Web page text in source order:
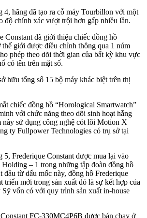
4, hãng đã tạo ra cỗ máy Tourbillon với một
độ chính xác vượt trội hơn gấp nhiều lần.
Constant đã giới thiệu chiếc đồng hồ
giới được điều chỉnh thông qua 1 núm
phép theo dõi thời gian của bất kỳ khu vực
có tên trên mặt số.
hữu tổng số 15 bộ máy khác biệt trên thị
chiếc đồng hồ “Horological Smartwatch”
với chức năng theo dõi sinh hoạt hằng
này sử dụng công nghệ cót lõi Motion X
ty Fullpower Technologies có trụ sở tại
5, Frederique Constant được mua lại vào
– 1 trong những tập đoàn đồng hồ
đầu từ dấu mốc này, đồng hồ Frederique
triển mới trong sản xuất đó là sự kết hợp của
vốn có với quy trình sản xuất in-house
FC-330MC4P6B được bán chạy ở